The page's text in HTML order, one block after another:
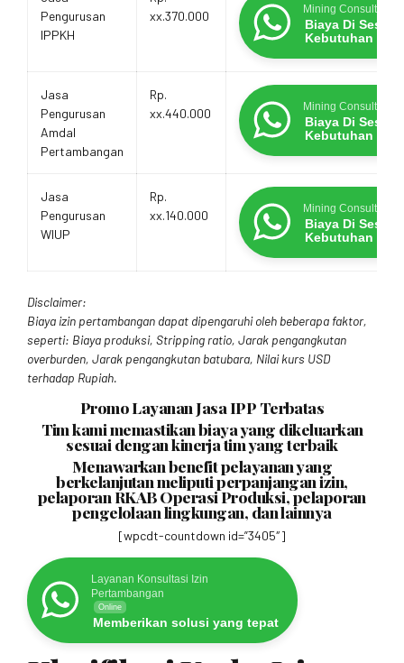
Pengurusan
IPPKH
xx.370.000
Mining Consultants
Biaya Di
Kebutuhan
Jasa
Pengurusan
Amdal
Pertambangan
Rp.
xx.440.000
Mining Consultants
Biaya Di
Kebutuhan
Jasa
Pengurusan
WIUP
Rp.
xx.140.000
Mining Consultants
Biaya Di
Kebutuhan
Disclaimer:
Biaya izin pertambangan dapat dipengaruhi oleh beberapa faktor,
seperti: Biaya produksi, Stripping ratio, Jarak pengangkutan
overburden, Jarak pengangkutan batubara, Nilai kurs USD
terhadap Rupiah.
Promo Layanan Jasa IPP Terbatas
Tim kami memastikan biaya yang dikeluarkan
sesuai dengan kinerja tim yang terbaik
Menawarkan benefit pelayanan yang
berkelanjutan meliputi perpanjangan izin,
pelaporan RKAB Operasi Produksi, pelaporan
pengelolaan lingkungan, dan lainnya
[wpcdt-countdown id=”3405″]
Layanan Konsultasi Izin
Pertambangan
Online
Memberikan solusi yang tepat